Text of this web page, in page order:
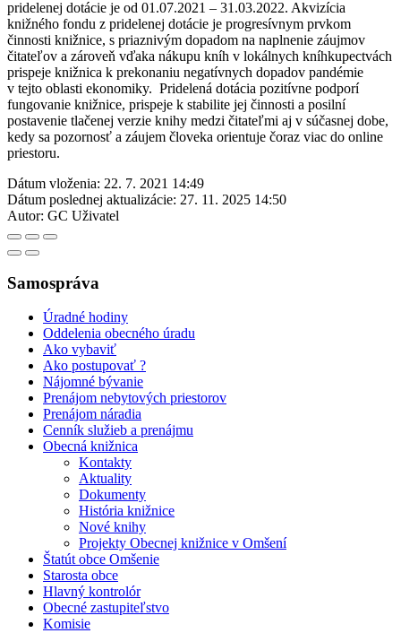
pridelenej dotácie je od 01.07.2021 – 31.03.2022. Akvizícia
knižného fondu z pridelenej dotácie je progresívnym prvkom
činnosti knižnice, s priaznivým dopadom na naplnenie záujmov
čitateľov a zároveň vďaka nákupu kníh v lokálnych kníhkupectvách
prispeje knižnica k prekonaniu negatívnych dopadov pandémie
v tejto oblasti ekonomiky. Pridelená dotácia pozitívne podporí
fungovanie knižnice, prispeje k stabilite jej činnosti a posilní
postavenie tlačenej verzie knihy medzi čitateľmi aj v súčasnej dobe,
kedy sa pozornosť a záujem človeka orientuje čoraz viac do online
priestoru.
Dátum vloženia: 22. 7. 2021 14:49
Dátum poslednej aktualizácie: 27. 11. 2025 14:50
Autor: GC Uživatel
Samospráva
Úradné hodiny
Oddelenia obecného úradu
Ako vybaviť
Ako postupovať ?
Nájomné bývanie
Prenájom nebytových priestorov
Prenájom náradia
Cenník služieb a prenájmu
Obecná knižnica
Kontakty
Aktuality
Dokumenty
História knižnice
Nové knihy
Projekty Obecnej knižnice v Omšení
Štatút obce Omšenie
Starosta obce
Hlavný kontrolór
Obecné zastupiteľstvo
Komisie